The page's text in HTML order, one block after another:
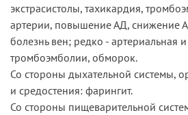
экстрасистолы, тахикардия,
артерии, повышение АД, снижение
болезнь вен; редко - артериальная
тромбоэмболии, обморок.
Со стороны дыхательной системы,
и средостения: фарингит.
Со стороны пищеварительной